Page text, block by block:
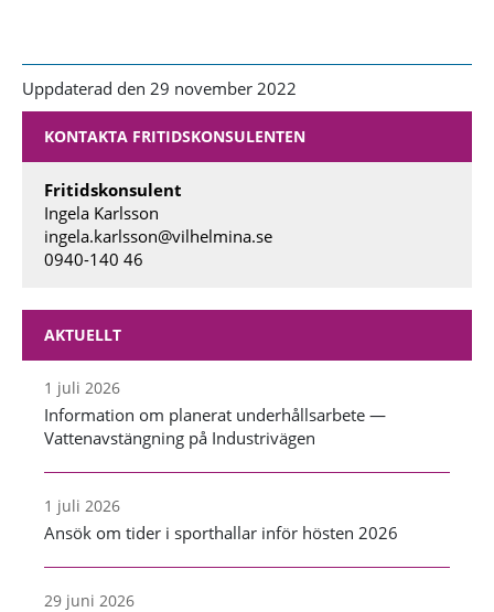
AKTUELLT
1 juli 2026
Information om planerat underhållsarbete —
Vattenavstängning på Industrivägen
1 juli 2026
Ansök om tider i sporthallar inför hösten 2026
29 juni 2026
Uppdaterad den 29 november 2022
KONTAKTA FRITIDSKONSULENTEN
Fritidskonsulent
Ingela Karlsson
ingela.karlsson@vilhelmina.se
0940-140 46